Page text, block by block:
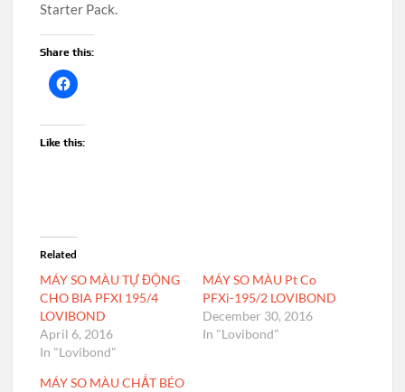
Starter Pack.
Share this:
Like this:
Related
MÁY SO MÀU TỰ ĐỘNG
CHO BIA PFXI 195/4
LOVIBOND
April 6, 2016
In "Lovibond"
MÁY SO MÀU Pt Co
PFXi-195/2 LOVIBOND
December 30, 2016
In "Lovibond"
MÁY SO MÀU CHẤT BÉO